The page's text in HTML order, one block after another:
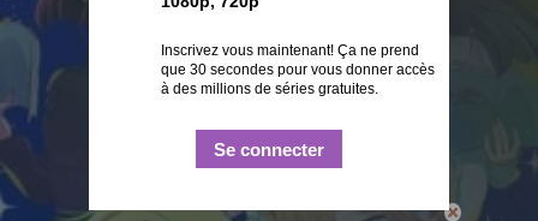
Inscrivez vous maintenant! Ça ne prend
que 30 secondes pour vous donner accès
à des millions de séries gratuites.
Se connecter